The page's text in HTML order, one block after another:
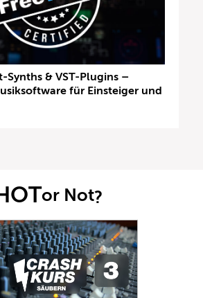
Synths & VST-Plugins –
für Einsteiger und
or Not?